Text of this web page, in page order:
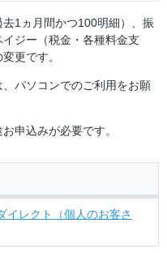
1ヵ月間かつ100明細）、振
ジー（税金・各種料金支
更です。
パソコンでのご利用をお願
申込みが必要です。
イレクト（個人のお客さ